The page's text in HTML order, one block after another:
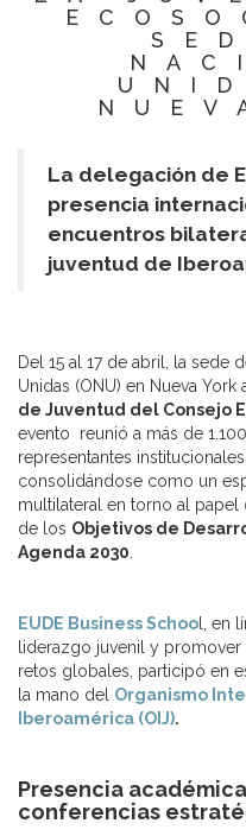
La delegación de
presencia
encuentros
juventud de
Del 15 al 17 de abril, la sede
Unidas (ONU) en Nueva
de Juventud del Consejo
evento reunió a más de
representantes
consolidándose como un
multilateral en torno al
de los Objetivos de
Agenda 2030
EUDE Business Schoo l, en
liderazgo juvenil y
retos globales, participó en
la mano del Organismo
Iberoamérica (OIJ).
Presencia
conferencias